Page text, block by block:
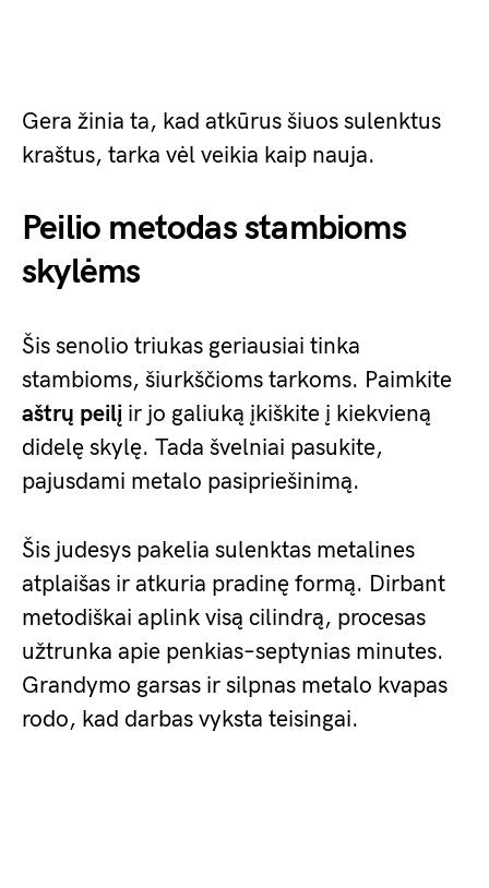
Gera žinia ta, kad atkūrus šiuos sulenktus
kraštus, tarka vėl veikia kaip nauja.
Peilio metodas stambioms
skylėms
Šis senolio triukas geriausiai tinka
stambioms, šiurkščioms tarkoms. Paimkite
aštrų peilį ir jo galiuką įkiškite į kiekvieną
didelę skylę. Tada švelniai pasukite,
pajusdami metalo pasipriešinimą.
Šis judesys pakelia sulenktas metalines
atplaišas ir atkuria pradinę formą. Dirbant
metodiškai aplink visą cilindrą, procesas
užtrunka apie penkias–septynias minutes.
Grandymo garsas ir silpnas metalo kvapas
rodo, kad darbas vyksta teisingai.